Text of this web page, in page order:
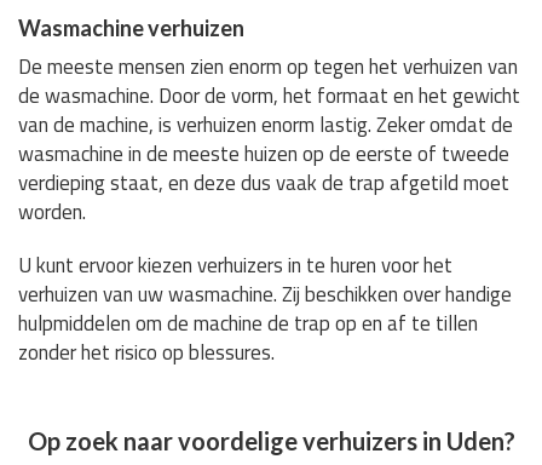
Wasmachine verhuizen
De meeste mensen zien enorm op tegen het verhuizen van
de wasmachine. Door de vorm, het formaat en het gewicht
van de machine, is verhuizen enorm lastig. Zeker omdat de
wasmachine in de meeste huizen op de eerste of tweede
verdieping staat, en deze dus vaak de trap afgetild moet
worden.
U kunt ervoor kiezen verhuizers in te huren voor het
verhuizen van uw wasmachine. Zij beschikken over handige
hulpmiddelen om de machine de trap op en af te tillen
zonder het risico op blessures.
Op zoek naar voordelige verhuizers in Uden?